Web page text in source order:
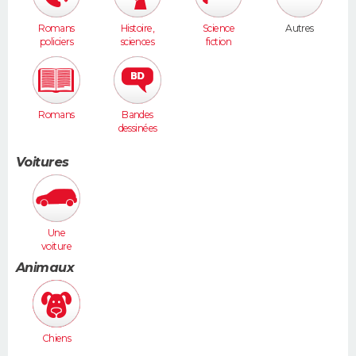
Romans
policiers
Histoire,
sciences
humaines
Science
fiction
Autres
Romans
Bandes
dessinées
Voitures
Une
voiture
moyenne
(Megane,
307...)
Animaux
Chiens